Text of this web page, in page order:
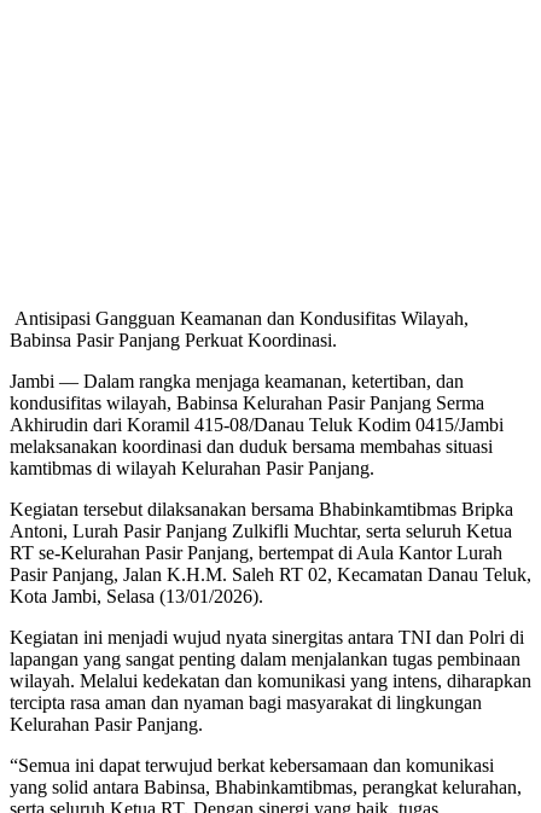
Antisipasi Gangguan Keamanan dan Kondusifitas Wilayah,
Babinsa Pasir Panjang Perkuat Koordinasi.
Jambi — Dalam rangka menjaga keamanan, ketertiban, dan
kondusifitas wilayah, Babinsa Kelurahan Pasir Panjang Serma
Akhirudin dari Koramil 415-08/Danau Teluk Kodim 0415/Jambi
melaksanakan koordinasi dan duduk bersama membahas situasi
kamtibmas di wilayah Kelurahan Pasir Panjang.
Kegiatan tersebut dilaksanakan bersama Bhabinkamtibmas Bripka
Antoni, Lurah Pasir Panjang Zulkifli Muchtar, serta seluruh Ketua
RT se-Kelurahan Pasir Panjang, bertempat di Aula Kantor Lurah
Pasir Panjang, Jalan K.H.M. Saleh RT 02, Kecamatan Danau Teluk,
Kota Jambi, Selasa (13/01/2026).
Kegiatan ini menjadi wujud nyata sinergitas antara TNI dan Polri di
lapangan yang sangat penting dalam menjalankan tugas pembinaan
wilayah. Melalui kedekatan dan komunikasi yang intens, diharapkan
tercipta rasa aman dan nyaman bagi masyarakat di lingkungan
Kelurahan Pasir Panjang.
“Semua ini dapat terwujud berkat kebersamaan dan komunikasi
yang solid antara Babinsa, Bhabinkamtibmas, perangkat kelurahan,
serta seluruh Ketua RT. Dengan sinergi yang baik, tugas